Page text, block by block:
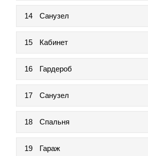
14 Санузел
15 Кабинет
16 Гардероб
17 Санузел
18 Спальня
19 Гараж